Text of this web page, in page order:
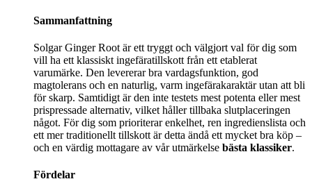
Sammanfattning
Solgar Ginger Root är ett tryggt och välgjort val för dig som
vill ha ett klassiskt ingefäratillskott från ett etablerat
varumärke. Den levererar bra vardagsfunktion, god
magtolerans och en naturlig, varm ingefärakaraktär utan att bli
för skarp. Samtidigt är den inte testets mest potenta eller mest
prispressade alternativ, vilket håller tillbaka slutplaceringen
något. För dig som prioriterar enkelhet, ren ingredienslista och
ett mer traditionellt tillskott är detta ändå ett mycket bra köp –
och en värdig mottagare av vår utmärkelse bästa klassiker.
Fördelar